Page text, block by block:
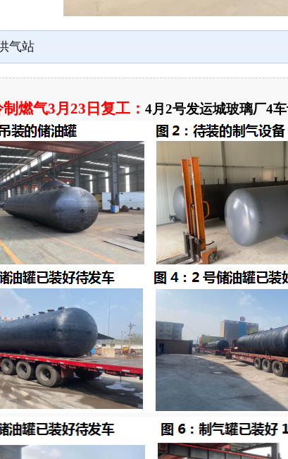
气站
燃气3月23日复工： 4月2号发运城玻璃厂4